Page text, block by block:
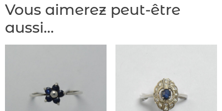
Vous aimerez peut-être
aussi…